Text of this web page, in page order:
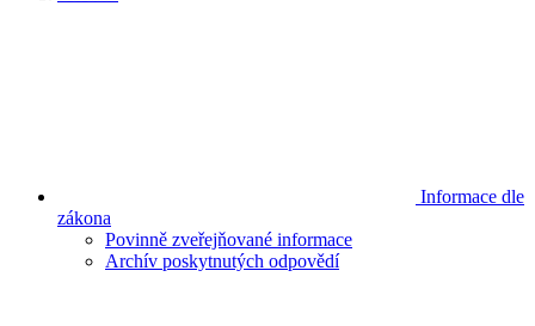
Informace dle
zákona
Povinně zveřejňované informace
Archív poskytnutých odpovědí